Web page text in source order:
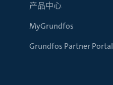
产品中心
MyGrundfos
Grundfos Partner Portal